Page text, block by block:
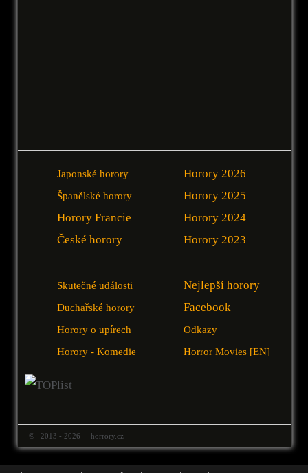
Japonské horory
Španělské horory
Horory Francie
České horory
Horory 2026
Horory 2025
Horory 2024
Horory 2023
Skutečné události
Duchařské horory
Horory o upírech
Horory - Komedie
Nejlepší horory
Facebook
Odkazy
Horror Movies [EN]
© 2013 - 2026 horrory.cz